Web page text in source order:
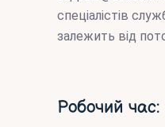
спеціалістів
залежить від
Робочий час: